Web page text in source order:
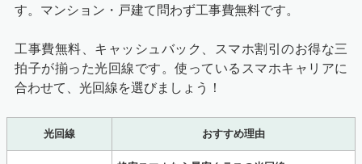
す。マンション・戸建て問わず工事費無料です。
工事費無料、キャッシュバック、スマホ割引のお得な三
拍子が揃った光回線です。使っているスマホキャリアに
合わせて、光回線を選びましょう！
光回線 おすすめ理由